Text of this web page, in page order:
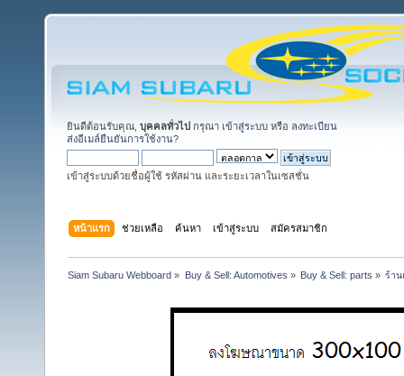
ยินดีต้อนรับคุณ, บุคคลทั่วไป กรุณา เข้าสู่ระบบ หรือ ลงทะเบียน
ส่งอีเมล์ยืนยันการใช้งาน?
เข้าสู่ระบบด้วยชื่อผู้ใช้ รหัสผ่าน และระยะเวลาในเซสชั่น
หน้าแรก ช่วยเหลือ ค้นหา เข้าสู่ระบบ สมัครสมาชิก
Siam Subaru Webboard » Buy & Sell: Automotives » Buy & Sell: parts » ร้าน